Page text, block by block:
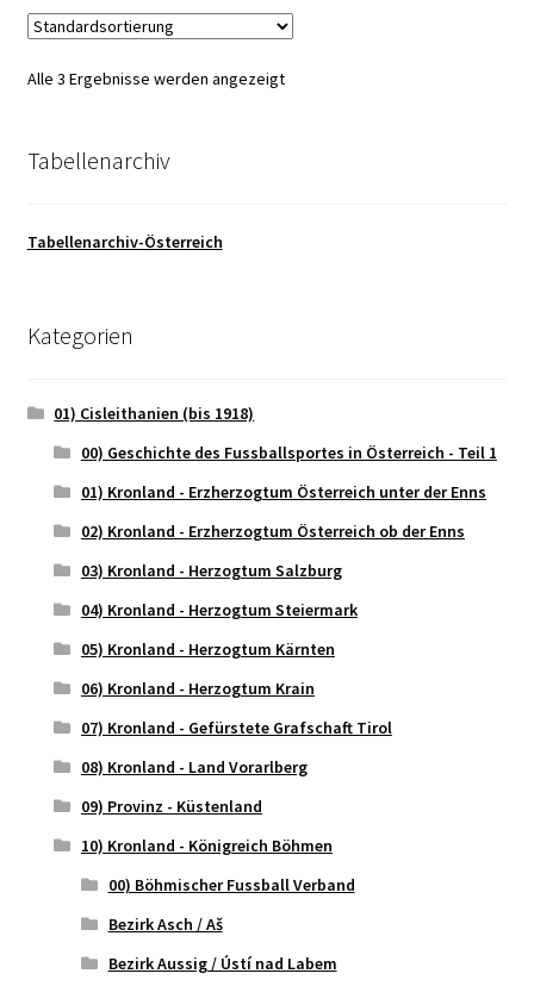
Alle 3 Ergebnisse werden angezeigt
Tabellenarchiv
Tabellenarchiv-Österreich
Kategorien
01) Cisleithanien (bis 1918)
00) Geschichte des Fussballsportes in Österreich - Teil 1
01) Kronland - Erzherzogtum Österreich unter der Enns
02) Kronland - Erzherzogtum Österreich ob der Enns
03) Kronland - Herzogtum Salzburg
04) Kronland - Herzogtum Steiermark
05) Kronland - Herzogtum Kärnten
06) Kronland - Herzogtum Krain
07) Kronland - Gefürstete Grafschaft Tirol
08) Kronland - Land Vorarlberg
09) Provinz - Küstenland
10) Kronland - Königreich Böhmen
00) Böhmischer Fussball Verband
Bezirk Asch / Aš
Bezirk Aussig / Ústí nad Labem